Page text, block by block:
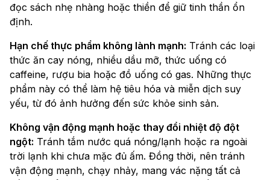
đọc sách nhẹ nhàng hoặc thiền để giữ tinh thần ổn
định.
Hạn chế thực phẩm không lành mạnh: Tránh các loại
thức ăn cay nóng, nhiều dầu mỡ, thức uống có
caffeine, rượu bia hoặc đồ uống có gas. Những thực
phẩm này có thể làm hệ tiêu hóa và miễn dịch suy
yếu, từ đó ảnh hưởng đến sức khỏe sinh sản.
Không vận động mạnh hoặc thay đổi nhiệt độ đột
ngột: Tránh tắm nước quá nóng/lạnh hoặc ra ngoài
trời lạnh khi chưa mặc đủ ấm. Đồng thời, nên tránh
vận động mạnh, chạy nhảy, mang vác nặng tất cả